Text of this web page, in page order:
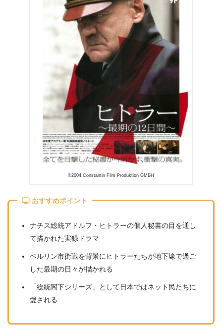
『T-34 レジェンド・オブ・ウォー』
『ある画家の数奇な運命』
『アイアン・スカイ』
『独裁者』
『アーニャは、きっと来る』
『アフリカン・カンフー・ナチス』
『夜と霧』
1.20 『アメリカン・ヒストリーX』
『SKIN/スキン』
『グリーンルーム』
1.23『ワルキューレ』
1.24『ユダヤ人を救った動物園〜アントニーナが愛した
命〜』
『意志の勝利』
1.27『ベル＆セバスチャン』
1.29『ヒトラーに屈しなかった国王』
1.30『ウィンストン・チャーチル ヒトラーから世界を救っ
1.32
2.ナチスが登場するおすすめ映画32選！まとめ
©2004 Constantin Film Produktion GMBH
おすすめポイント
ナチス総統アドルフ・ヒトラーの個人秘書の目を通し
て描かれた実録ドラマ
ベルリン市街戦を背景にヒトラーたちが地下壕で過ご
した最期の日々が描かれる
「総統閣下シリーズ」として日本ではネット民たちに
愛される